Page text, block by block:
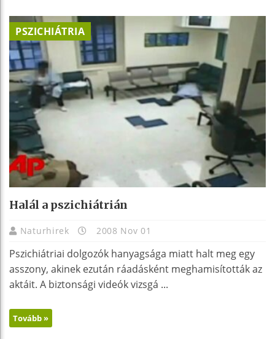
PSZICHIÁTRIA
Halál a pszichiátrián
Naturhirek 2008 Nov 01
Pszichiátriai dolgozók hanyagsága miatt halt meg egy
asszony, akinek ezután ráadásként meghamisították az
aktáit. A biztonsági videók vizsgá ...
Tovább »